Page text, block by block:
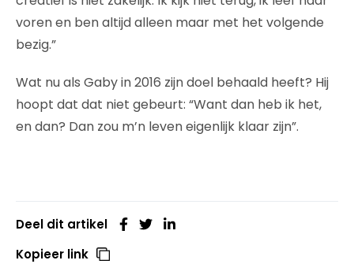
voren en ben altijd alleen maar met het volgende
bezig.”
Wat nu als Gaby in 2016 zijn doel behaald heeft? Hij
hoopt dat dat niet gebeurt: “Want dan heb ik het,
en dan? Dan zou m’n leven eigenlijk klaar zijn”.
Deel dit artikel
Kopieer link